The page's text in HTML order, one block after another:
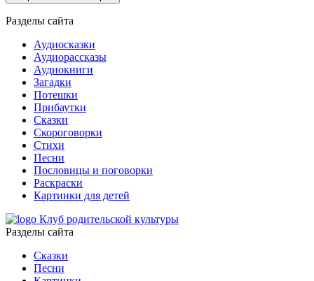
Разделы сайта
Аудиосказки
Аудиорассказы
Аудиокниги
Загадки
Потешки
Прибаутки
Сказки
Скороговорки
Стихи
Песни
Пословицы и поговорки
Раскраски
Картинки для детей
Клуб родительской культуры
Разделы сайта
Сказки
Песни